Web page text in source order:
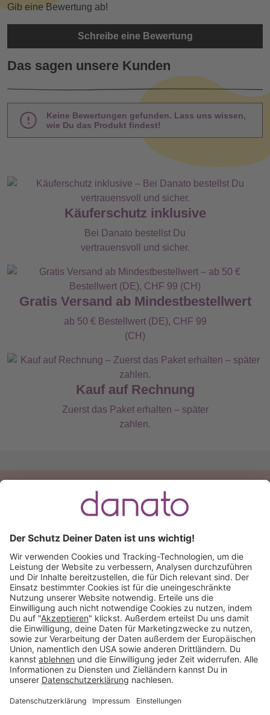
Gib eine Bewertung ab!
Schreibe eine Bewertung
Das sagen unsere Kunden
Keine Bewertungen gefunden. Lass uns wissen,
wie Du das Produkt findest!
Käuferschutz inklusive
Bei Danato bestellst Du
vertrauensvoll und sicher.
Gratis Versand ab Mindestbestellwert
ab 50 € Bestellwert (DE), CHF 99
(CH)
Kauf auf Rechnung
Zuerst das Paket erhalten – später
zahlen.
Du hast eine Frage?
+49 (0) 511 51 56 0300
schreib uns eineE-Mail
Käuferschutz inklusive Kauf auf Rechnung
Mitglied im:
Deutschland